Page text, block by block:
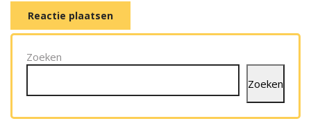
Zoeken
Zoeken